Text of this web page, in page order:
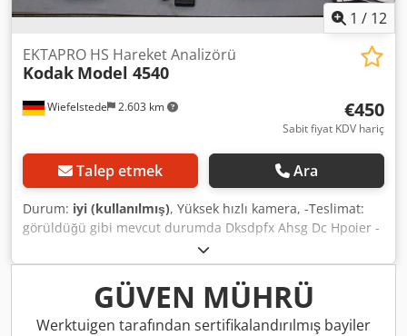
1 / 12
Wiefelstede 2.603 km
EKTAPRO HS Hareket Analizörü
Kodak Model 4540
€450
Sabit fiyat KDV hariç
Talep etmek Ara
Durum: iyi (kullanılmış), Yüksek hızlı kamera, -Teslimat:
görüldüğü gibi mevcut durumda Dksdpfx Ahsg Dc Hpoier -
Parça: depodan, test edilmemiş -Üretici: Kodak, EKTAPRO
HS Motion Analyzer Model 4540 -Voltaj: 200-240 V -
Bileşenler: teknik bilgiler için fotoğraflara bakınız -Taşıma
kabı: dahil -Taşıma boyutları: 1200/800/Y570 mm -Toplam
ağırlık: 84 kg
GÜVEN MÜHRÜ
Werktuigen tarafından sertifikalandırılmış bayiler